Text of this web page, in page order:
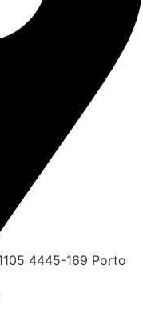
4445-169 Porto